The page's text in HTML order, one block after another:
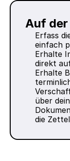
Auf
Erfass
einfach
Erhalte
direkt
Erhalte
über
die